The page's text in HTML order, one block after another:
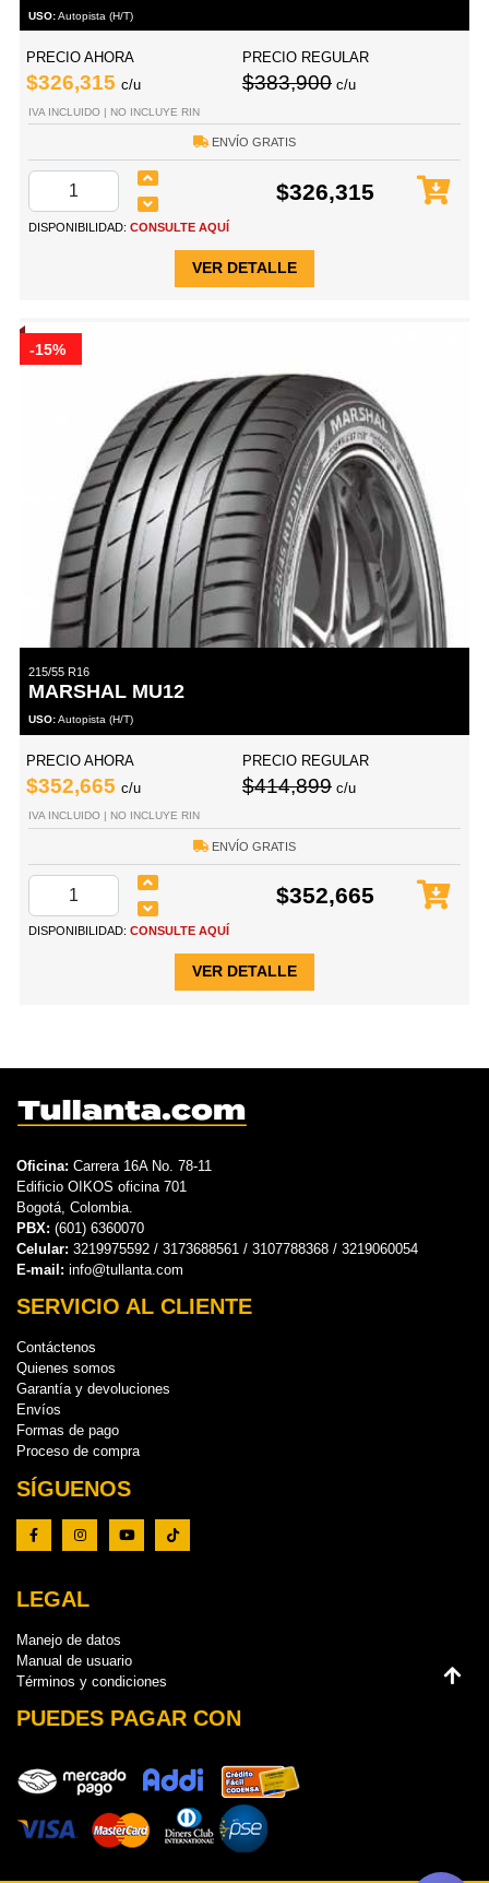
USO:Autopista (H/T)
PRECIO AHORA
$326,315 c/u
PRECIO REGULAR
$383,900 c/u
IVA INCLUIDO | NO INCLUYE RIN
ENVÍO GRATIS
$326,315
DISPONIBILIDAD: CONSULTE AQUÍ
VER DETALLE
-15%
215/55 R16
MARSHAL MU12
USO:Autopista (H/T)
PRECIO AHORA
$352,665 c/u
PRECIO REGULAR
$414,899 c/u
IVA INCLUIDO | NO INCLUYE RIN
ENVÍO GRATIS
$352,665
DISPONIBILIDAD: CONSULTE AQUÍ
VER DETALLE
Oficina: Carrera 16A No. 78-11
Edificio OIKOS oficina 701
Bogotá, Colombia.
PBX: (601) 6360070
Celular: 3219975592 / 3173688561 / 3107788368 / 3219060054
E-mail: info@tullanta.com
SERVICIO AL CLIENTE
Contáctenos
Quienes somos
Garantía y devoluciones
Envíos
Formas de pago
Proceso de compra
SÍGUENOS
LEGAL
Manejo de datos
Manual de usuario
Términos y condiciones
PUEDES PAGAR CON